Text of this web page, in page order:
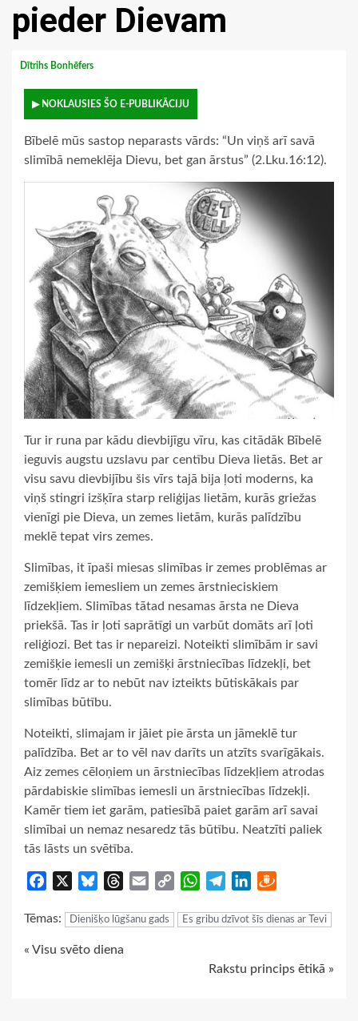
pieder Dievam
Dītrihs Bonhēfers
▶ NOKLAUSIES ŠO E-PUBLIKĀCIJU
Bībelē mūs sastop neparasts vārds: “Un viņš arī savā
slimībā nemeklēja Dievu, bet gan ārstus” (2.Lku.16:12).
Tur ir runa par kādu dievbijīgu vīru, kas citādāk Bībelē
ieguvis augstu uzslavu par centību Dieva lietās. Bet ar
visu savu dievbijību šis vīrs tajā bija ļoti moderns, ka
viņš stingri izšķīra starp reliģijas lietām, kurās griežas
vienīgi pie Dieva, un zemes lietām, kurās palīdzību
meklē tepat virs zemes.
Slimības, it īpaši miesas slimības ir zemes problēmas ar
zemišķiem iemesliem un zemes ārstnieciskiem
līdzekļiem. Slimības tātad nesamas ārsta ne Dieva
priekšā. Tas ir ļoti saprātīgi un varbūt domāts arī ļoti
reliģiozi. Bet tas ir nepareizi. Noteikti slimībām ir savi
zemišķie iemesli un zemišķi ārstniecības līdzekļi, bet
tomēr līdz ar to nebūt nav izteikts būtiskākais par
slimības būtību.
Noteikti, slimajam ir jāiet pie ārsta un jāmeklē tur
palīdzība. Bet ar to vēl nav darīts un atzīts svarīgākais.
Aiz zemes cēloņiem un ārstniecības līdzekļiem atrodas
pārdabiskie slimības iemesli un ārstniecības līdzekļi.
Kamēr tiem iet garām, patiesībā paiet garām arī savai
slimībai un nemaz nesaredz tās būtību. Neatzīti paliek
tās lāsts un svētība.
Facebook BlueskyThreads
Email
Copy
WhatsApp
TelegramLinkedIn
Tēmas: Dienišķo lūgšanu gads Es gribu dzīvot šīs dienas ar Tevi
Continue
« Visu svēto diena
Rakstu princips ētikā »